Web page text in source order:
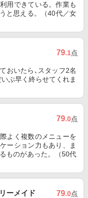
用できている。作業も
と思える。（40代／女
79.1点
おいたら､スタッフ2名
ぶ早く終らせてくれま
79.0点
よく複数のメニューを
ーション力もあり、ま
ものがあった。（50代
ーメイド 79.0点